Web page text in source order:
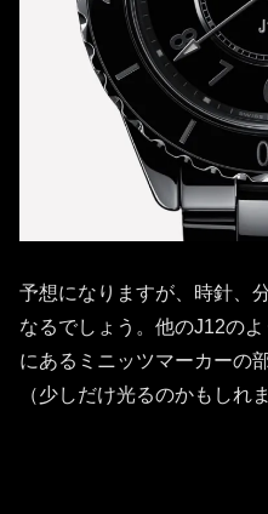
予想になりますが、時針、
なるでしょう。他のJ12の
にあるミニッツマーカーの
（少しだけ光るのかもしれ